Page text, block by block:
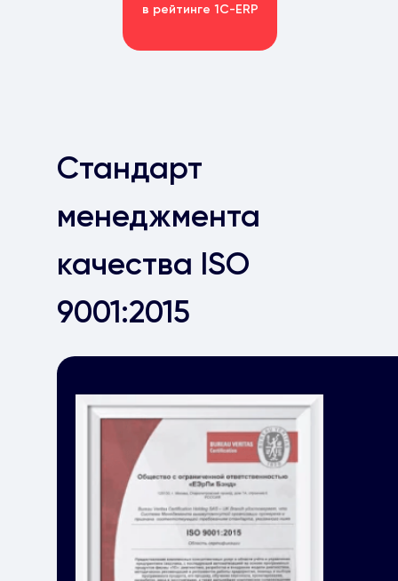
в рейтинге 1С-ERP
Стандарт
менеджмента
качества ISO
9001:2015